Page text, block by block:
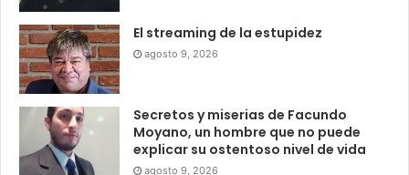
El streaming de la estupidez
agosto 9, 2026
Secretos y miserias de Facundo
Moyano, un hombre que no puede
explicar su ostentoso nivel de vida
agosto 9, 2026